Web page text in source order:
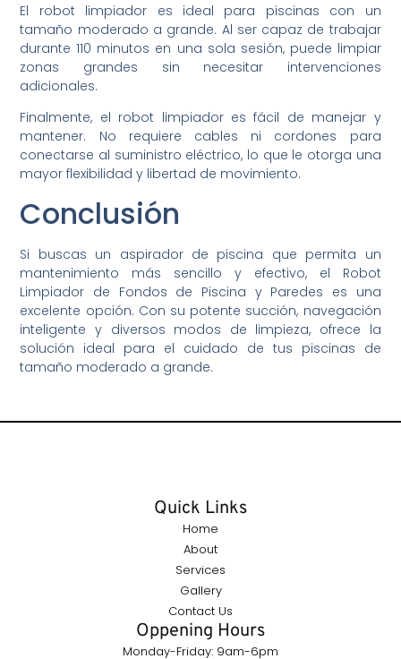
El robot limpiador es ideal para piscinas con un
tamaño moderado a grande. Al ser capaz de trabajar
durante 110 minutos en una sola sesión, puede limpiar
zonas grandes sin necesitar intervenciones
adicionales.
Finalmente, el robot limpiador es fácil de manejar y
mantener. No requiere cables ni cordones para
conectarse al suministro eléctrico, lo que le otorga una
mayor flexibilidad y libertad de movimiento.
Conclusión
Si buscas un aspirador de piscina que permita un
mantenimiento más sencillo y efectivo, el Robot
Limpiador de Fondos de Piscina y Paredes es una
excelente opción. Con su potente succión, navegación
inteligente y diversos modos de limpieza, ofrece la
solución ideal para el cuidado de tus piscinas de
tamaño moderado a grande.
Quick Links
Home
About
Services
Gallery
Contact Us
Oppening Hours
Monday-Friday: 9am-6pm